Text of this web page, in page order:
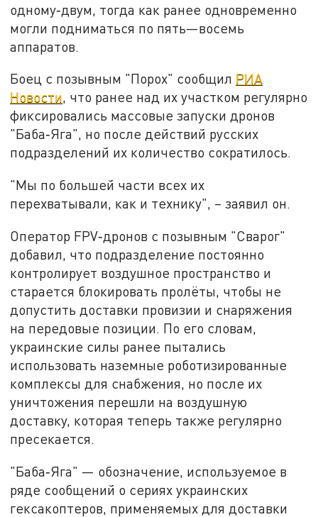
одному‑двум, тогда как ранее одновременно
могли подниматься по пять—восемь
аппаратов.
Боец с позывным "Порох" сообщил РИА
Новости, что ранее над их участком регулярно
фиксировались массовые запуски дронов
"Баба‑Яга", но после действий русских
подразделений их количество сократилось.
"Мы по большей части всех их
перехватывали, как и технику", – заявил он.
Оператор FPV‑дронов с позывным "Сварог"
добавил, что подразделение постоянно
контролирует воздушное пространство и
старается блокировать пролёты, чтобы не
допустить доставки провизии и снаряжения
на передовые позиции. По его словам,
украинские силы ранее пытались
использовать наземные роботизированные
комплексы для снабжения, но после их
уничтожения перешли на воздушную
доставку, которая теперь также регулярно
пресекается.
"Баба‑Яга" — обозначение, используемое в
ряде сообщений о сериях украинских
гексакоптеров, применяемых для доставки